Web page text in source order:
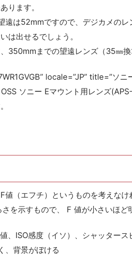
ります。
遠は52mmですので、デジカメの
は出せるでしょう。
350mmまでの望遠レンズ（35㎜
locale=”JP” title=”ソニ
ソニー Eマウント用レンズ
値（エフチ）というものを考えな
を示すもので、 F 値が小さいほ
、ISO感度（イソ）、シャッター
、背景がぼける